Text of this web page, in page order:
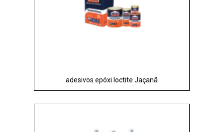
adesivos epóxi loctite Jaçanã